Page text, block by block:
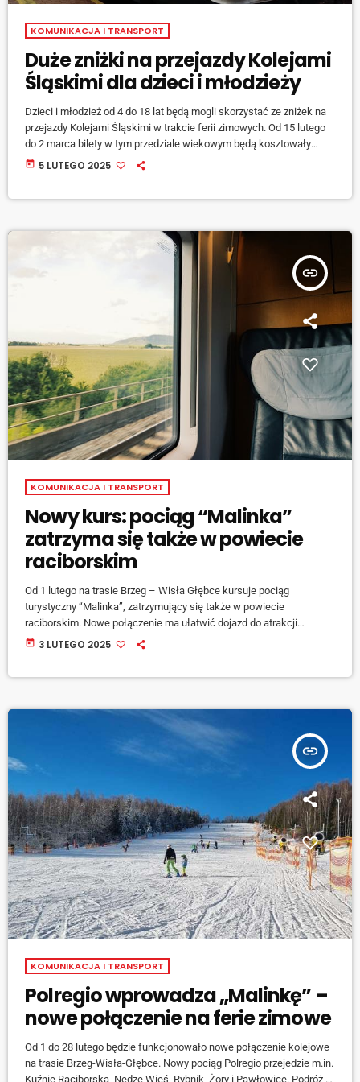
KOMUNIKACJA I TRANSPORT
Duże zniżki na przejazdy Kolejami
Śląskimi dla dzieci i młodzieży
Dzieci i młodzież od 4 do 18 lat będą mogli skorzystać ze zniżek na
przejazdy Kolejami Śląskimi w trakcie ferii zimowych. Od 15 lutego
do 2 marca bilety w tym przedziale wiekowym będą kosztowały
symboliczną złotówkę. Ta cena będzie obejmowała również
today 5 LUTEGO 2025
insert_link
KOMUNIKACJA I TRANSPORT
Nowy kurs: pociąg “Malinka”
zatrzyma się także w powiecie
raciborskim
Od 1 lutego na trasie Brzeg – Wisła Głębce kursuje pociąg
turystyczny “Malinka”, zatrzymujący się także w powiecie
raciborskim. Nowe połączenie ma ułatwić dojazd do atrakcji
turystycznych. Pociąg będzie kursować w soboty, niedziele i święta,
today 3 LUTEGO 2025
insert_link
KOMUNIKACJA I TRANSPORT
Polregio wprowadza „Malinkę” –
nowe połączenie na ferie zimowe
Od 1 do 28 lutego będzie funkcjonowało nowe połączenie kolejowe
na trasie Brzeg-Wisła-Głębce. Nowy pociąg Polregio przejedzie m.in.
Kuźnię Raciborską, Nędzę Wieś, Rybnik, Żory i Pawłowice. Podróż z